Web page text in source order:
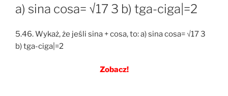
a) sina cosa= √17 3 b) tga-ciga|=2
5.46. Wykaż, że jeśli sina + cosa, to: a) sina cosa= √17 3
b) tga-ciga|=2
Zobacz!